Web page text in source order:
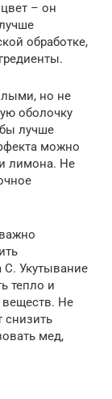
– он
обработке,
но не
оболочку
лучше
можно
лимона. Не
Укутывание
тепло и
веществ. Не
снизить
мед,